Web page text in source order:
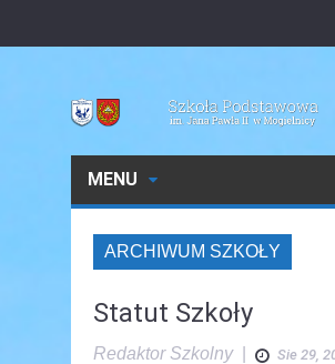
MENU
ARCHIWUM SZKOŁY
Statut Szkoły
Redaktor Szkolny| Sie 29,